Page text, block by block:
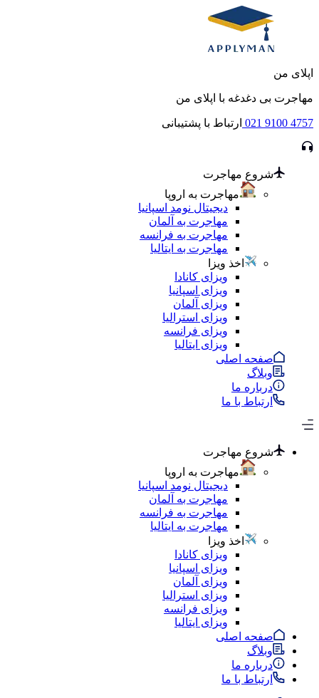
اپلای من
مهاجرت بی دغدغه با اپلای من
021 9100 4757 ارتباط با پشتیبانی
شروع مهاجرت
مهاجرت به اروپا
دیجیتال نومد اسپانیا
مهاجرت به آلمان
مهاجرت به فرانسه
مهاجرت به ایتالیا
اخذ ویزا
ویزای کانادا
ویزای اسپانیا
ویزای آلمان
ویزای استرالیا
ویزای فرانسه
ویزای ایتالیا
صفحه اصلی
وبلاگ
درباره ما
ارتباط با ما
شروع مهاجرت
مهاجرت به اروپا
دیجیتال نومد اسپانیا
مهاجرت به آلمان
مهاجرت به فرانسه
مهاجرت به ایتالیا
اخذ ویزا
ویزای کانادا
ویزای اسپانیا
ویزای آلمان
ویزای استرالیا
ویزای فرانسه
ویزای ایتالیا
صفحه اصلی
وبلاگ
درباره ما
ارتباط با ما